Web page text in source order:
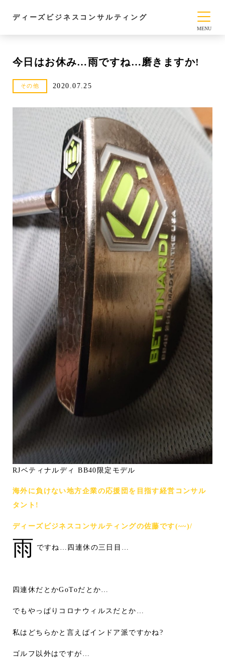
ディーズビジネスコンサルティング
今日はお休み…雨ですね…磨きますか!
その他 2020.07.25
RJベティナルディ BB40限定モデル
海外に負けない地方企業の応援団を目指す経営コンサル
タント!
ディーズビジネスコンサルティングの佐藤です(~~)/
雨 ですね…四連休の三日目…
四連休だとかGoToだとか…
でもやっぱりコロナウィルスだとか…
私はどちらかと言えばインドア派ですかね?
ゴルフ以外はですが…